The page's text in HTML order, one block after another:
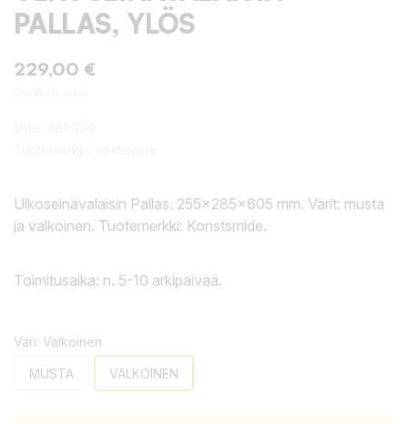
PALLAS, YLÖS
229,00 €
Ulkoseinävalaisin Pallas. 255x285x605 mm. Värit: musta
ja valkoinen. Tuotemerkki: Konstsmide.
Toimitusaika: n. 5-10 arkipäivää.
Väri: Valkoinen
MUSTA VALKOINEN